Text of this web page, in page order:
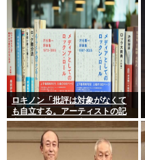
ロキノン「批評は対象がなくて
も自立する。アーティストの記
事に自分語りしか書かなくても
OK」 これさぁ…